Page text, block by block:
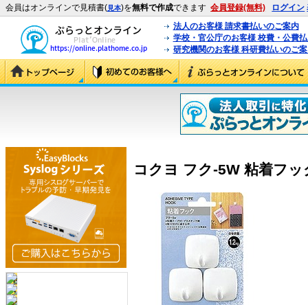
会員はオンラインで見積書(見本)を無料で作成できます 会員登録(無料) ログイン
法人のお客様 請求書払いのご案内
学校・官公庁のお客様 校費・公費
研究機関のお客様 科研費払いのご
コクヨ フク-5W 粘着フッ